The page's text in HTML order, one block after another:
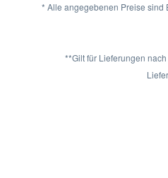
* Alle angegebenen Preise sind
**Gilt für Lieferungen